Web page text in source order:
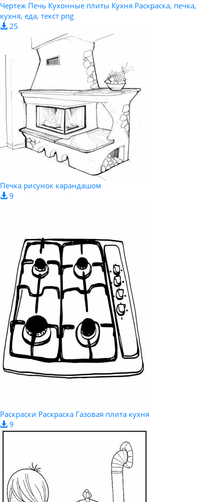
Чертеж Печь Кухонные плиты Кухня Раскраска, печка,
кухня, еда, текст png
25
Печка рисунок карандашом
9
Раскраски Раскраска Газовая плита кухня
9